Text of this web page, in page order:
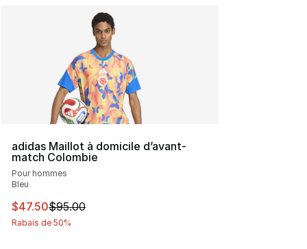
adidas Maillot à domicile d’avant-
match Colombie
Pour hommes
Bleu
Cet article est en solde. Le prix est passé de $95.00 à
$47.50$95.00
Rabais de 50%